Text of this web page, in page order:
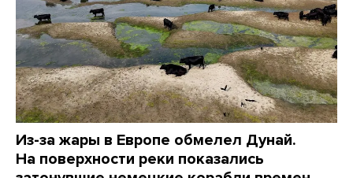
Из-за жары в Европе обмелел Дунай.
На поверхности реки показались